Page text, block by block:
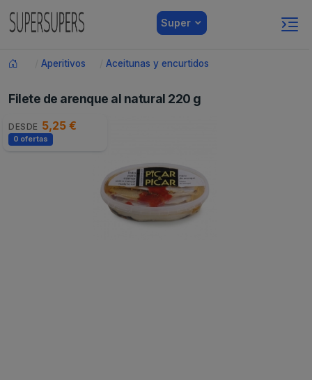
Super
Aperitivos Aceitunas y encurtidos
Filete de arenque al natural 220 g
DESDE 5,25 €
0 ofertas